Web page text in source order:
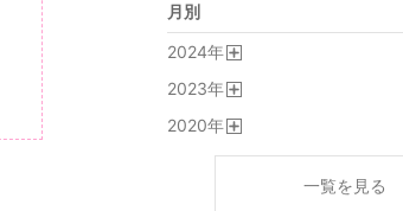
月別
2024年
2023年
2020年
一覧を見る